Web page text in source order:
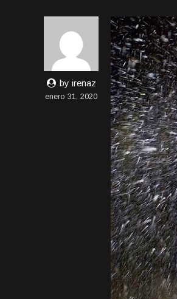
by irenaz
enero 31, 2020